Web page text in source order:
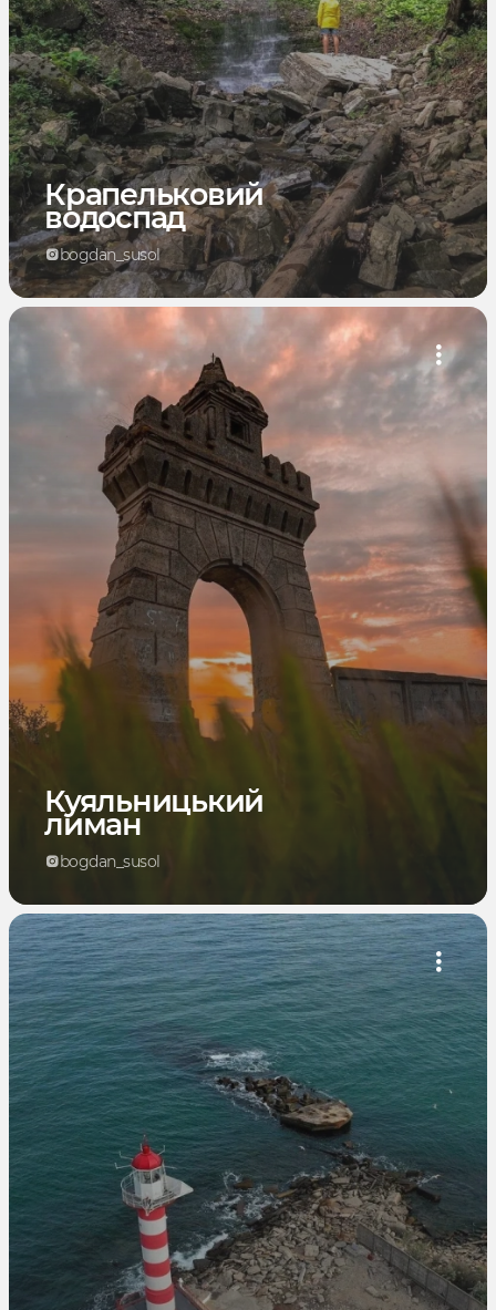
Крапельковий
водоспад
bogdan_susol
Куяльницький
лиман
bogdan_susol